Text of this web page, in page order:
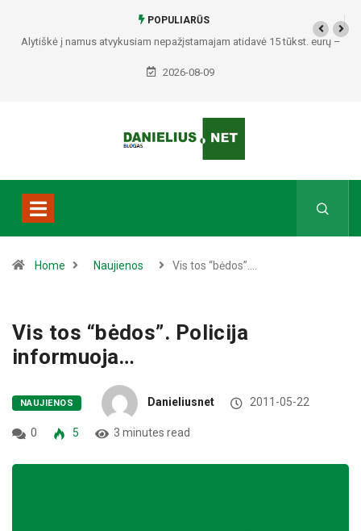
POPULIARŪS
Alytiškė į namus atvykusiam nepažįstamajam atidavė 15 tūkst. eurų –
policija pradėjo tyrimą
2026-08-09
Home Naujienos Vis tos “bėdos”.…
Vis tos “bėdos”. Policija
informuoja…
NAUJIENOS Danieliusnet 2011-05-22
0 5 3 minutes read